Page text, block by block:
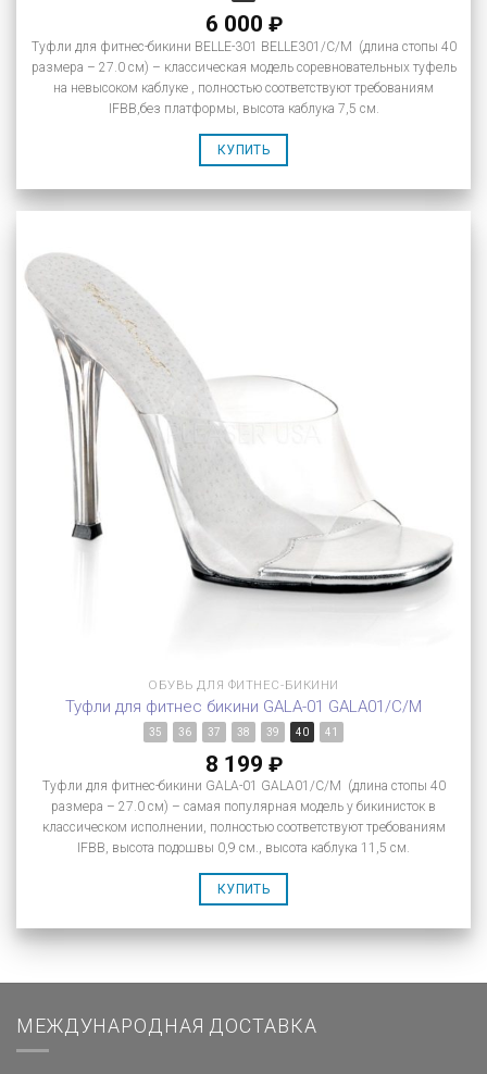
6 000 ₽
Туфли для фитнес-бикини BELLE-301 BELLE301/C/M (длина стопы 40
размера – 27.0 см) – классическая модель соревновательных туфель
на невысоком каблуке , полностью соответствуют требованиям
IFBB,без платформы, высота каблука 7,5 см.
КУПИТЬ
ОБУВЬ ДЛЯ ФИТНЕС-БИКИНИ
Туфли для фитнес бикини GALA-01 GALA01/C/M
35 36 37 38 39 40 41
8 199 ₽
Туфли для фитнес-бикини GALA-01 GALA01/C/M (длина стопы 40
размера – 27.0 см) – самая популярная модель у бикинисток в
классическом исполнении, полностью соответствуют требованиям
IFBB, высота подошвы 0,9 см., высота каблука 11,5 см.
КУПИТЬ
МЕЖДУНАРОДНАЯ ДОСТАВКА